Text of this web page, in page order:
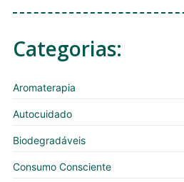
Categorias:
Aromaterapia
Autocuidado
Biodegradáveis
Consumo Consciente